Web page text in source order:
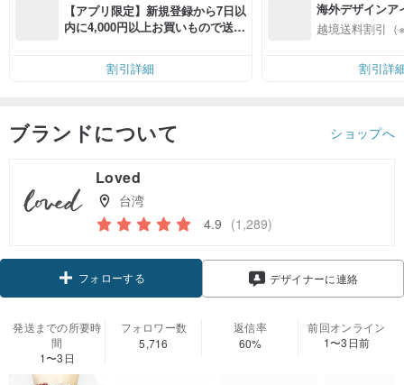
【アプリ限定】新規登録から7日以
内に4,000円以上お買いもので送料
割引詳細
海外デザインア
入
越境送料割引（
割引詳
ブランドについて ショップへ
Loved
台湾
4.9 (1,289)
フォローする デザイナーに連絡
発送までの所要時
間
1〜3日
フォロワー数
5,716
返信率
60%
前回オンライン
1〜3日前